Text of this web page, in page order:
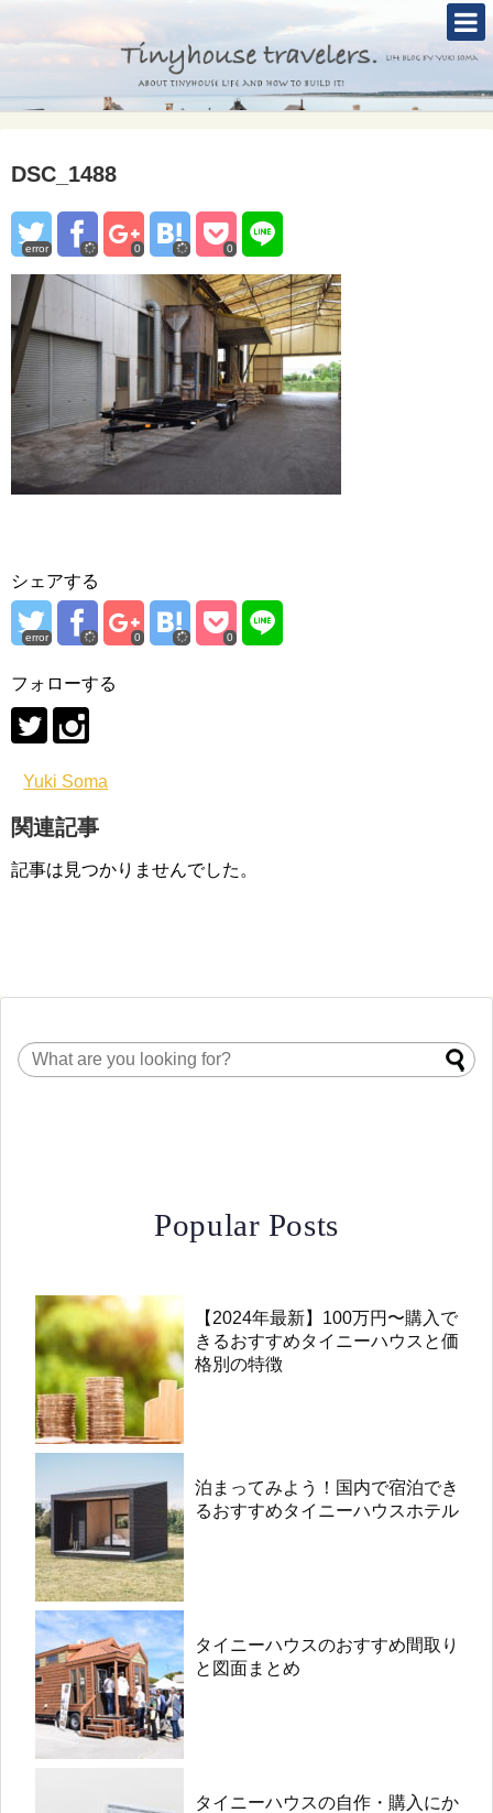
DSC_1488
error 0 0
シェアする
error 0 0
フォローする
Yuki Soma
関連記事
記事は見つかりませんでした。
Popular Posts
【2024年最新】100万円〜購入で
きるおすすめタイニーハウスと価
格別の特徴
泊まってみよう！国内で宿泊でき
るおすすめタイニーハウスホテル
タイニーハウスのおすすめ間取り
と図面まとめ
タイニーハウスの自作・購入にか
ABOUT
セルフビルド
BLOG
CONTACT
Mole &Otter`s Tinyhouse Hotel